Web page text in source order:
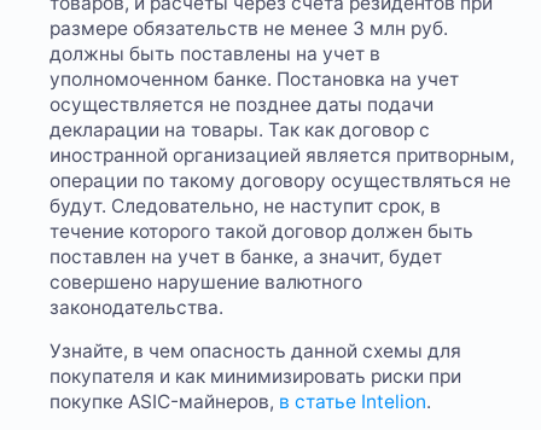
размере обязательств не менее 3 млн руб.
должны быть поставлены на учет в
уполномоченном банке. Постановка на учет
осуществляется не позднее даты подачи
декларации на товары. Так как договор с
иностранной организацией является притворным,
операции по такому договору осуществляться не
будут. Следовательно, не наступит срок, в
течение которого такой договор должен быть
поставлен на учет в банке, а значит, будет
совершено нарушение валютного
законодательства.
Узнайте, в чем опасность данной схемы для
покупателя и как минимизировать риски при
покупке ASIC-майнеров, в статье Intelion.